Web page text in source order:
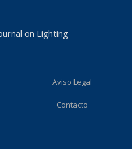
on Lighting
Aviso Legal
Contacto